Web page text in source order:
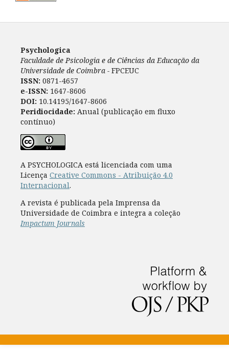
Psychologica
Faculdade de Psicologia e de Ciências da Educação da
Universidade de Coimbra - FPCEUC
ISSN: 0871-4657
e-ISSN: 1647-8606
DOI: 10.14195/1647-8606
Peridiocidade: Anual (publicação em fluxo
contínuo)
A PSYCHOLOGICA está licenciada com uma
Licença Creative Commons - Atribuição 4.0
Internacional.
A revista é publicada pela Imprensa da
Universidade de Coimbra e integra a coleção
Impactum Journals